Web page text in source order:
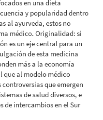
en una dieta
y popularidad dentro
al ayurveda, estos no
médico. Originalidad: si
es un eje central para un
de esta medicina
más a la economía
que al modelo médico
que emergen
de salud diversos, e
de intercambios en el Sur